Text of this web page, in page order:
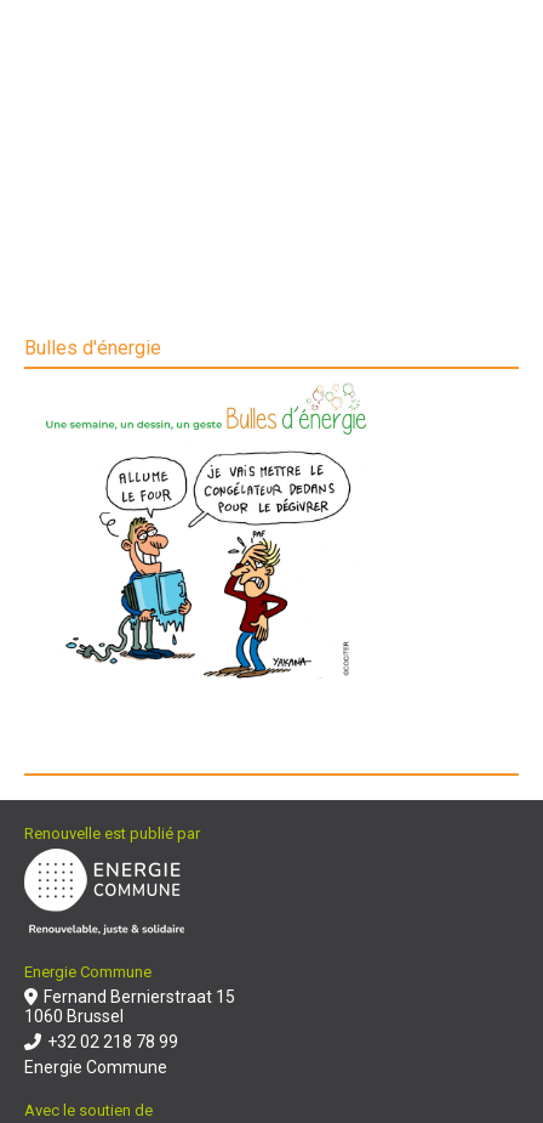
Bulles d'énergie
Renouvelle est publié par
Energie Commune
Fernand Bernierstraat 15
1060 Brussel
+32 02 218 78 99
Energie Commune
Avec le soutien de